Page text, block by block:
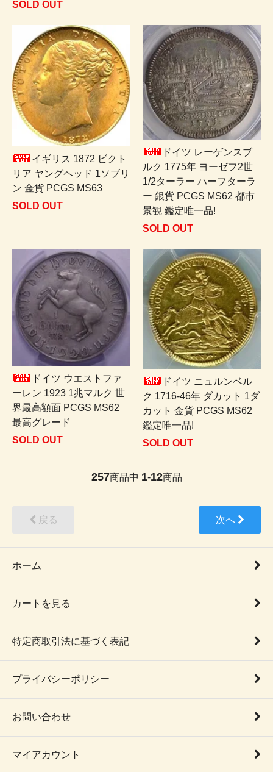
SOLD OUT
イギリス 1872 ビクト
リア ヤングヘッド 1ソブリ
ン 金貨 PCGS MS63
SOLD OUT
ドイツ レーゲンスブ
ルク 1775年 ヨーゼフ2世
1/2ターラー ハーフターラ
ー 銀貨 PCGS MS62 都市
景観 鑑定唯一品!
SOLD OUT
ドイツ ウエストファ
ーレン 1923 1兆マルク 世
界最高額面 PCGS MS62
最高グレード
SOLD OUT
ドイツ ニュルンベル
ク 1716-46年 ダカット 1ダ
カット 金貨 PCGS MS62
鑑定唯一品!
SOLD OUT
257商品中 1-12商品
戻る 次へ
ホーム
カートを見る
特定商取引法に基づく表記
プライバシーポリシー
お問い合わせ
マイアカウント